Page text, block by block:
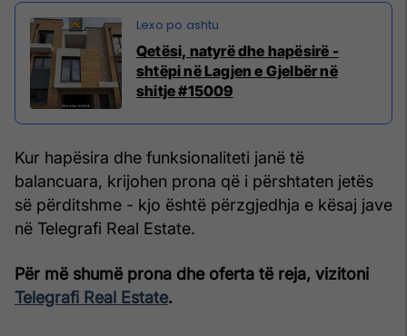
Qetësi, natyrë dhe hapësirë -
shtëpi në Lagjen e Gjelbër në
shitje #15009
Kur hapësira dhe funksionaliteti janë të
balancuara, krijohen prona që i përshtaten jetës
së përditshme - kjo është përzgjedhja e kësaj jave
në Telegrafi Real Estate.
Për më shumë prona dhe oferta të reja, vizitoni
Telegrafi Real Estate.